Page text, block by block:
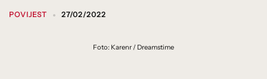
POVIJEST 27/02/2022
Foto: Karenr / Dreamstime